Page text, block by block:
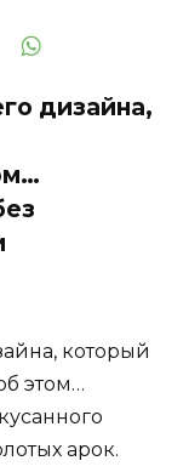
дизайна,
который
этом…
арок.